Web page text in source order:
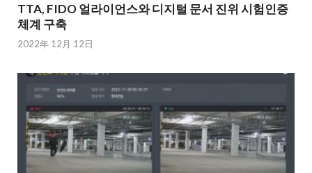
TTA, FIDO 얼라이언스와 디지털 문서 진위 시험인증
체계 구축
2022年 12月 12日